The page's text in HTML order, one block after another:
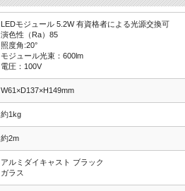
LEDモジュール 5.2W 有資格者による光源交換可
演色性（Ra）85
照度角:20°
モジュール光束：600lm
電圧：100V
W61×D137×H149mm
約1kg
約2m
アルミダイキャスト ブラック
ガラス